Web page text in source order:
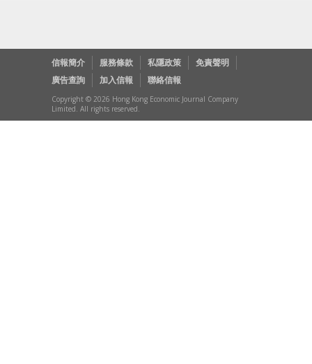
信報簡介 服務條款 私隱政策
免責聲明
廣告查詢
加入信報 聯絡信報
Copyright © 2026 Hong Kong Economic Journal Company
Limited. All rights reserved.